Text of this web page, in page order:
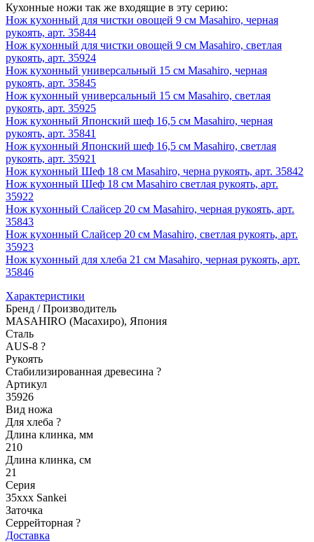
Кухонные ножи так же входящие в эту серию:
Нож кухонный для чистки овощей 9 см Masahiro, черная
рукоять, арт. 35844
Нож кухонный для чистки овощей 9 см Masahiro, светлая
рукоять, арт. 35924
Нож кухонный универсальный 15 см Masahiro, черная
рукоять, арт. 35845
Нож кухонный универсальный 15 см Masahiro, светлая
рукоять, арт. 35925
Нож кухонный Японский шеф 16,5 см Masahiro, черная
рукоять, арт. 35841
Нож кухонный Японский шеф 16,5 см Masahiro, светлая
рукоять, арт. 35921
Нож кухонный Шеф 18 см Masahiro, черна рукоять, арт. 35842
Нож кухонный Шеф 18 см Masahiro светлая рукоять, арт.
35922
Нож кухонный Слайсер 20 см Masahiro, черная рукоять, арт.
35843
Нож кухонный Слайсер 20 см Masahiro, светлая рукоять, арт.
35923
Нож кухонный для хлеба 21 см Masahiro, черная рукоять, арт.
35846
Характеристики
Бренд / Производитель
MASAHIRO (Масахиро), Япония
Сталь
AUS-8 ?
Рукоять
Стабилизированная древесина ?
Артикул
35926
Вид ножа
Для хлеба ?
Длина клинка, мм
210
Длина клинка, см
21
Серия
35xxx Sankei
Заточка
Серрейторная ?
Доставка